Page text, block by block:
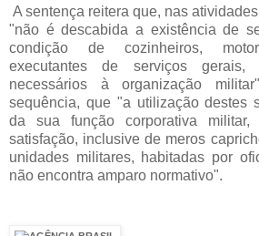
A sentença reitera que, nas
"não é descabida a existência de
condição de cozinheiros,
executantes de serviços
necessários à organização
sequência, que "a utilização destes
da sua função corporativa
satisfação, inclusive de meros
unidades militares, habitadas por
não encontra amparo normativo".